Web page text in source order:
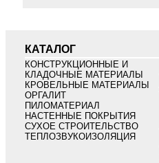
КАТАЛОГ
КОНСТРУКЦИОННЫЕ И
КЛАДОЧНЫЕ МАТЕРИАЛЫ
КРОВЕЛЬНЫЕ МАТЕРИАЛЫ
ОРГАЛИТ
ПИЛОМАТЕРИАЛ
НАСТЕННЫЕ ПОКРЫТИЯ
СУХОЕ СТРОИТЕЛЬСТВО
ТЕПЛОЗВУКОИЗОЛЯЦИЯ